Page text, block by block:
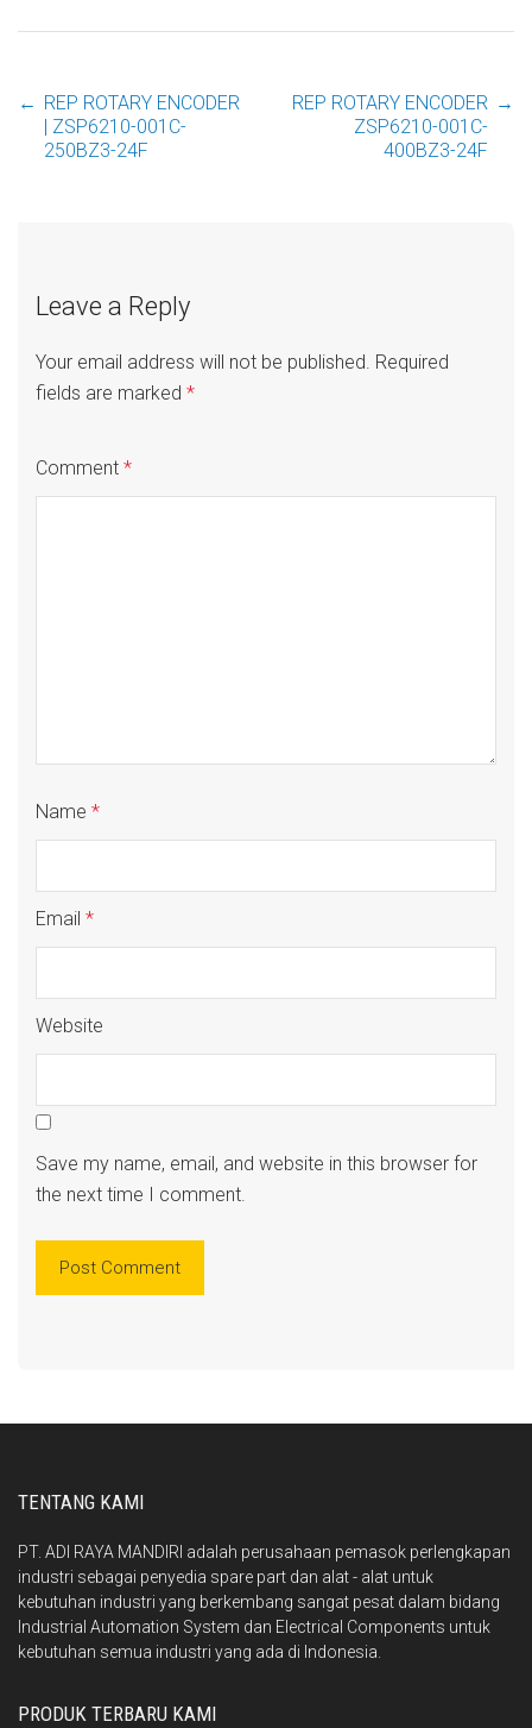
Post
← REP ROTARY ENCODER
| ZSP6210-001C-
250BZ3-24F
REP ROTARY ENCODER
ZSP6210-001C-
400BZ3-24F
→
Leave a Reply
Your email address will not be published. Required
fields are marked *
Comment *
Name *
Email *
Website
Save my name, email, and website in this browser for
the next time I comment.
TENTANG KAMI
PT. ADI RAYA MANDIRI adalah perusahaan pemasok perlengkapan
industri sebagai penyedia spare part dan alat - alat untuk
kebutuhan industri yang berkembang sangat pesat dalam bidang
Industrial Automation System dan Electrical Components untuk
kebutuhan semua industri yang ada di Indonesia.
PRODUK TERBARU KAMI